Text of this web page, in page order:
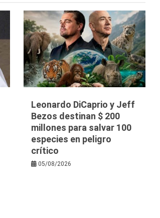
Leonardo DiCaprio y Jeff
Bezos destinan $ 200
millones para salvar 100
especies en peligro
crítico
05/08/2026